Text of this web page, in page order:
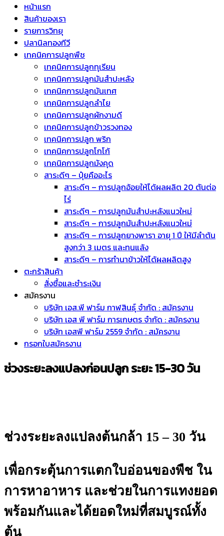
หน้าแรก
สินค้าของเรา
รายการวิทยุ
ปลานิลทองทีวี
เทคนิคการปลูกพืช
เทคนิคการปลูกทุเรียน
เทคนิคการปลูกมันสำปะหลัง
เทคนิคการปลูกมันเทศ
เทคนิคการปลูกลำไย
เทคนิคการปลูกผักงามดี
เทคนิคการปลูกข้าวรวงทอง
เทคนิคการปลูก พริก
เทคนิคการปลูกโกโก้
เทคนิคการปลูกมังคุด
สาระดีๆ – ปุ๋ยคืออะไร
สาระดีๆ – การปลูกอ้อยให้ได้ผลผลิต 20 ตันต่อ
ไร่
สาระดีๆ – การปลูกมันสำปะหลังแนวใหม่
สาระดีๆ – การปลูกมันสำปะหลังแนวใหม่
สาระดีๆ – การปลูกยางพารา อายุ 1 ปี ให้มีลำต้น
สูงกว่า 3 เมตร และทนแล้ง
สาระดีๆ – การทำนาข้าวให้ได้ผลผลิตสูง
ตะกร้าสินค้า
สั่งซื้อและชำระเงิน
สมัครงาน
บริษัท เอส.พี ฟาร์ม กาฬสินธุ์ จำกัด : สมัครงาน
บริษัท เอส พี ฟาร์ม การเกษตร จำกัด : สมัครงาน
บริษัท เอสพี ฟาร์ม 2559 จำกัด : สมัครงาน
กรอกใบสมัครงาน
ช่วงระยะลงแปลงก่อนปลูก ระยะ 15-30 วัน
ช่วงระยะลงแปลงต้นกล้า 15 – 30 วัน
เพื่อกระตุ้นการแตกใบอ่อนของพืช ใน
การหาอาหาร และช่วยในการแทงยอด
พร้อมกันและได้ยอดใหม่ที่สมบูรณ์ทั้ง
ต้น